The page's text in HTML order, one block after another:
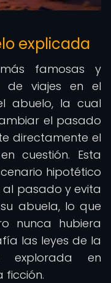
explicada
famosas y
de viajes en el
abuelo, la cual
el pasado
directamente el
cuestión. Esta
hipotético
al pasado y evita
abuela, lo que
nunca hubiera
las leyes de la
en
ficción.